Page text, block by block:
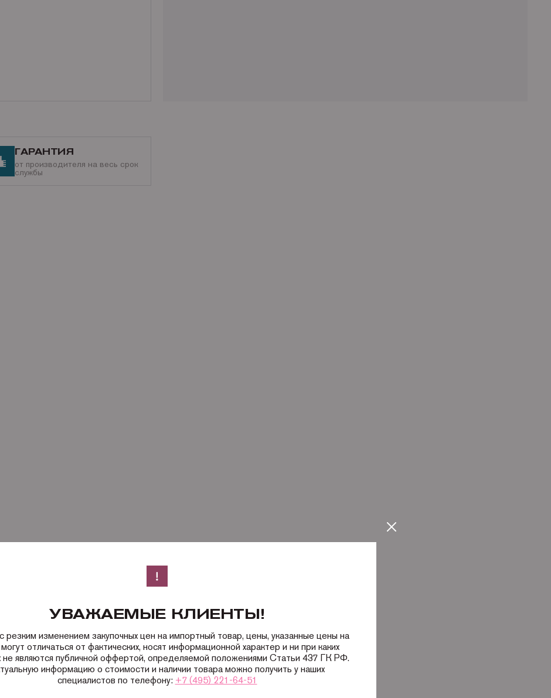
ГАРАНТИЯ
от производителя на весь срок
службы
УВАЖАЕМЫЕ КЛИЕНТЫ!
резким изменением закупочных цен на импортный товар, цены, указанные цены на
отличаться от фактических, носят информационной характер и ни при каких
не являются публичной оффертой, определяемой положениями Статьи 437 ГК РФ.
информацию о стоимости и наличии товара можно получить у наших
специалистов по телефону: +7 (495) 221-64-51